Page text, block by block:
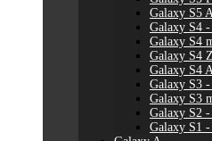
Galaxy S5
Galaxy S4
Galaxy S4
Galaxy S4
Galaxy S4
Galaxy S3
Galaxy S3
Galaxy S2
Galaxy S1